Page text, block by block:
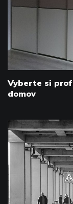
Vyberte si
domov